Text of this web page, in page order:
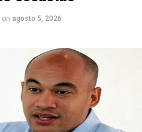
on agosto 5, 2026